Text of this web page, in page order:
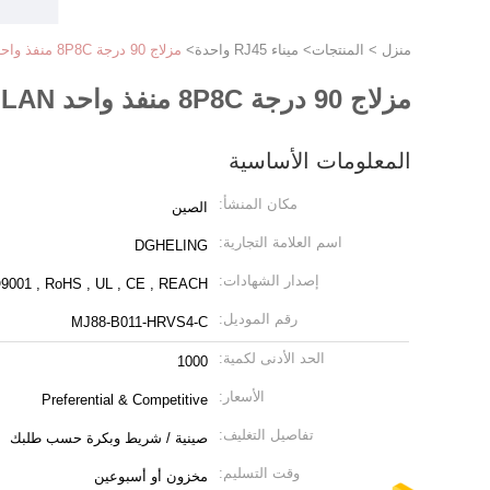
منزل > المنتجات> ميناء RJ45 واحدة > مزلاج 90 درجة 8P8C منفذ واحد SMT RJ45 LAN جاك
مزلاج 90 درجة 8P8C منفذ واحد SMT RJ45 LAN جاك
المعلومات الأساسية
مكان المنشأ: الصين
اسم العلامة التجارية: DGHELING
إصدار الشهادات: , RoHS , UL , CE , REACH
رقم الموديل: MJ88-B011-HRVS4-C
الحد الأدنى لكمية: 1000
الأسعار: Preferential & Competitive
تفاصيل التغليف: صينية / شريط وبكرة حسب طلبك
وقت التسليم: مخزون أو أسبوعين